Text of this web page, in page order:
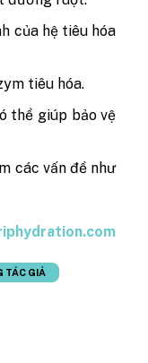
của hệ tiêu hóa
tiêu hóa.
thể giúp bảo vệ
các vấn đề như
TÁC GIẢ